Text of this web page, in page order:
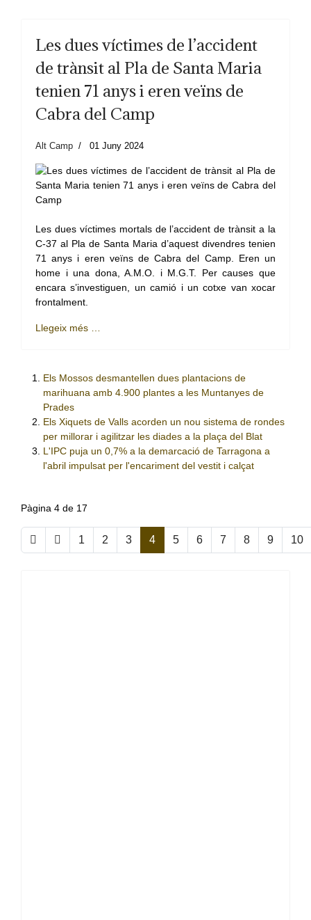
Les dues víctimes de l’accident
de trànsit al Pla de Santa Maria
tenien 71 anys i eren veïns de
Cabra del Camp
Alt Camp 01 Juny 2024
Les dues víctimes mortals de l’accident de trànsit a la
C-37 al Pla de Santa Maria d’aquest divendres tenien
71 anys i eren veïns de Cabra del Camp. Eren un
home i una dona, A.M.O. i M.G.T. Per causes que
encara s’investiguen, un camió i un cotxe van xocar
frontalment.
Llegeix més …
Els Mossos desmantellen dues plantacions de
marihuana amb 4.900 plantes a les Muntanyes de
Prades
Els Xiquets de Valls acorden un nou sistema de rondes
per millorar i agilitzar les diades a la plaça del Blat
L'IPC puja un 0,7% a la demarcació de Tarragona a
l'abril impulsat per l'encariment del vestit i calçat
Pàgina 4 de 17
1 2 3 4 5 6 7 8 9 10